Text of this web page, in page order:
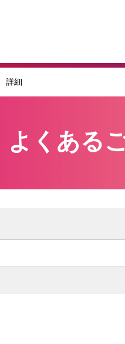
詳細
よくある